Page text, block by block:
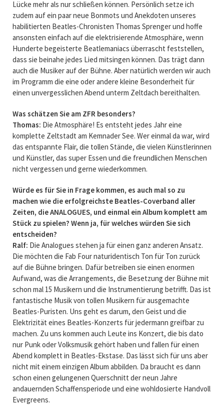
Lücke mehr als nur schließen können. Persönlich setze ich
zudem auf ein paar neue Bonmots und Anekdoten unseres
habilitierten Beatles-Chronisten Thomas Sprenger und hoffe
ansonsten einfach auf die elektrisierende Atmosphäre, wenn
Hunderte begeisterte Beatlemaniacs überrascht feststellen,
dass sie beinahe jedes Lied mitsingen können. Das trägt dann
auch die Musiker auf der Bühne. Aber natürlich werden wir auch
im Programm die eine oder andere kleine Besonderheit für
einen unvergesslichen Abend unterm Zeltdach bereithalten.
Was schätzen Sie am ZFR besonders?
Thomas: Die Atmosphäre! Es entsteht jedes Jahr eine
komplette Zeltstadt am Kemnader See. Wer einmal da war, wird
das entspannte Flair, die tollen Stände, die vielen Künstlerinnen
und Künstler, das super Essen und die freundlichen Menschen
nicht vergessen und gerne wiederkommen.
Würde es für Sie in Frage kommen, es auch mal so zu
machen wie die erfolgreichste Beatles-Coverband aller
Zeiten, die ANALOGUES, und einmal ein Album komplett am
Stück zu spielen? Wenn ja, für welches würden Sie sich
entscheiden?
Ralf: Die Analogues stehen ja für einen ganz anderen Ansatz.
Die möchten die Fab Four naturidentisch Ton für Ton zurück
auf die Bühne bringen. Dafür betreiben sie einen enormen
Aufwand, was die Arrangements, die Besetzung der Bühne mit
schon mal 15 Musikern und die Instrumentierung betrifft. Das ist
fantastische Musik von tollen Musikern für ausgemachte
Beatles-Puristen. Uns geht es darum, den Geist und die
Elektrizität eines Beatles-Konzerts für jedermann greifbar zu
machen. Zu uns kommen auch Leute ins Konzert, die bis dato
nur Punk oder Volksmusik gehört haben und fallen für einen
Abend komplett in Beatles-Ekstase. Das lässt sich für uns aber
nicht mit einem einzigen Album abbilden. Da braucht es dann
schon einen gelungenen Querschnitt der neun Jahre
andauernden Schaffensperiode und eine wohldosierte Handvoll
Evergreens.